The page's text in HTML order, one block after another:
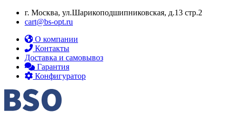
г. Москва, ул.​​Шарикоподшипниковская, д.13 стр.2
cart@bs-opt.ru
О компании
Контакты
Доставка и самовывоз
Гарантия
Конфигуратор